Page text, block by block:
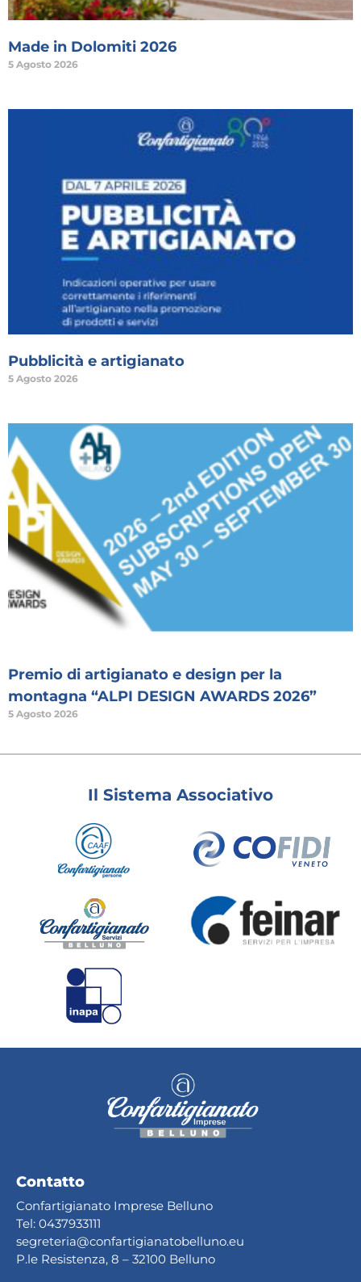
Made in Dolomiti 2026
5 Agosto 2026
Pubblicità e artigianato
5 Agosto 2026
Premio di artigianato e design per la
montagna “ALPI DESIGN AWARDS 2026”
5 Agosto 2026
Il Sistema Associativo
Contatto
Confartigianato Imprese Belluno
Tel: 0437933111
segreteria@confartigianatobelluno.eu
P.le Resistenza, 8 – 32100 Belluno